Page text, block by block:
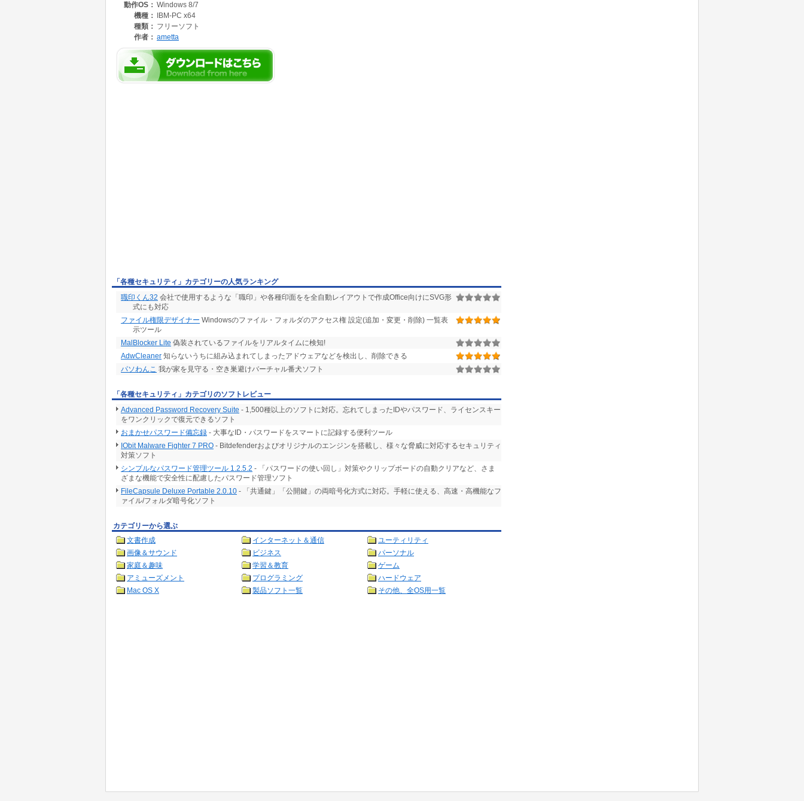
動作OS： Windows 8/7
機種：
IBM-PC x64
種類： フリーソフト
作者： ametta
「各種セキュリティ」カテゴリーの人気ランキング
職印くん32 会社で使用するような「職印」や各種印面をを全自動レイアウトで作成Office向けにSVG形
式にも対応
ファイル権限デザイナー Windowsのファイル・フォルダのアクセス権 設定(追加・変更・削除) 一覧表
示ツール
MalBlocker Lite 偽装されているファイルをリアルタイムに検知!
AdwCleaner 知らないうちに組み込まれてしまったアドウェアなどを検出し、削除できる
パソわんこ 我が家を見守る・空き巣避けバーチャル番犬ソフト
「各種セキュリティ」カテゴリのソフトレビュー
Advanced Password Recovery Suite - 1,500種以上のソフトに対応。忘れてしまったIDやパスワード、ライセンスキー
をワンクリックで復元できるソフト
おまかせパスワード備忘録 - 大事なID・パスワードをスマートに記録する便利ツール
IObit Malware Fighter 7 PRO - Bitdefenderおよびオリジナルのエンジンを搭載し、様々な脅威に対応するセキュリティ
対策ソフト
シンプルなパスワード管理ツール 1.2.5.2 - 「パスワードの使い回し」対策やクリップボードの自動クリアなど、さま
ざまな機能で安全性に配慮したパスワード管理ソフト
FileCapsule Deluxe Portable 2.0.10 - 「共通鍵」「公開鍵」の両暗号化方式に対応。手軽に使える、高速・高機能なフ
ァイル/フォルダ暗号化ソフト
カテゴリーから選ぶ
文書作成
インターネット＆通信
ユーティリティ
画像＆サウンド
ビジネス
パーソナル
家庭＆趣味
学習＆教育
ゲーム
アミューズメント
プログラミング
ハードウェア
Mac OS X
製品ソフト一覧 その他、全OS用一覧